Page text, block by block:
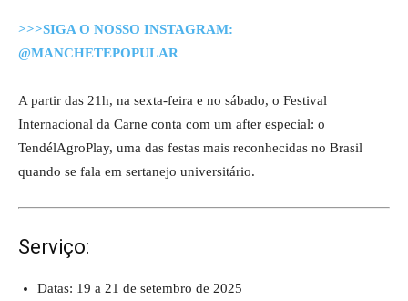
>>>SIGA O NOSSO INSTAGRAM:
@MANCHETEPOPULAR
A partir das 21h, na sexta-feira e no sábado, o Festival
Internacional da Carne conta com um after especial: o
TendélAgroPlay, uma das festas mais reconhecidas no Brasil
quando se fala em sertanejo universitário.
Serviço:
Datas: 19 a 21 de setembro de 2025